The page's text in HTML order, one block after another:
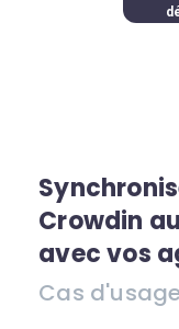
Crowdin
avec vos
Cas